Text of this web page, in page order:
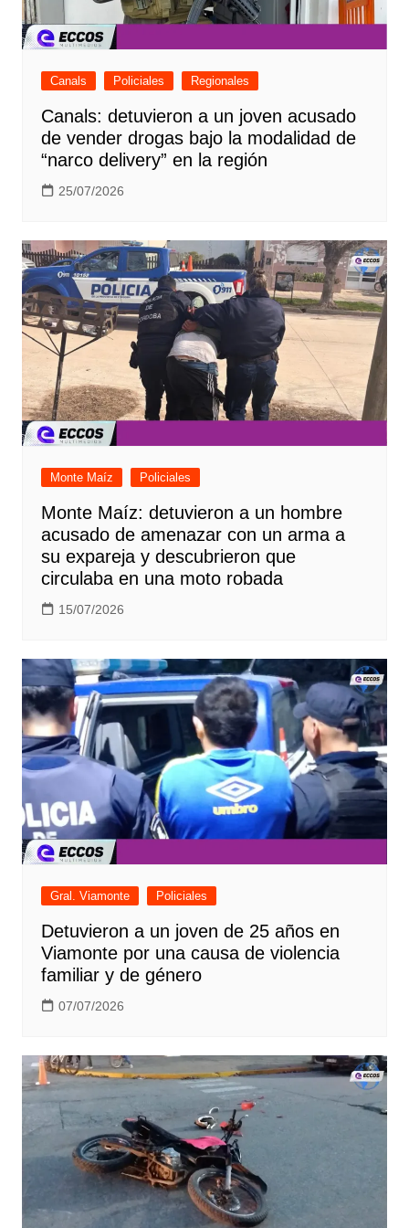
Canals Policiales Regionales
Canals: detuvieron a un joven acusado
de vender drogas bajo la modalidad de
“narco delivery” en la región
25/07/2026
Monte Maíz Policiales
Monte Maíz: detuvieron a un hombre
acusado de amenazar con un arma a
su expareja y descubrieron que
circulaba en una moto robada
15/07/2026
Gral. Viamonte Policiales
Detuvieron a un joven de 25 años en
Viamonte por una causa de violencia
familiar y de género
07/07/2026